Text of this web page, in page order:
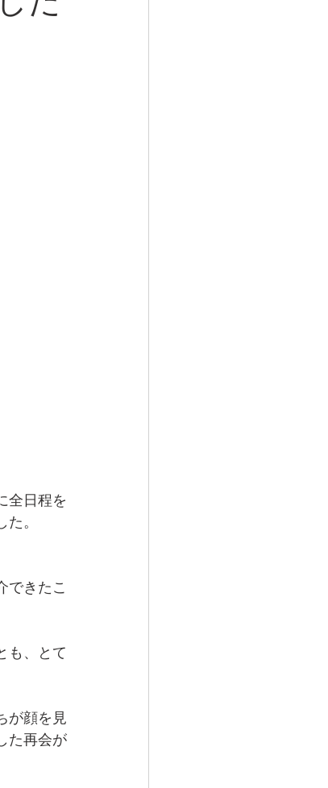
全日程を
。
できたこ
も、とて
が顔を見
た再会が